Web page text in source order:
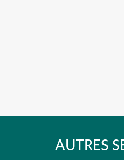
AUTRES